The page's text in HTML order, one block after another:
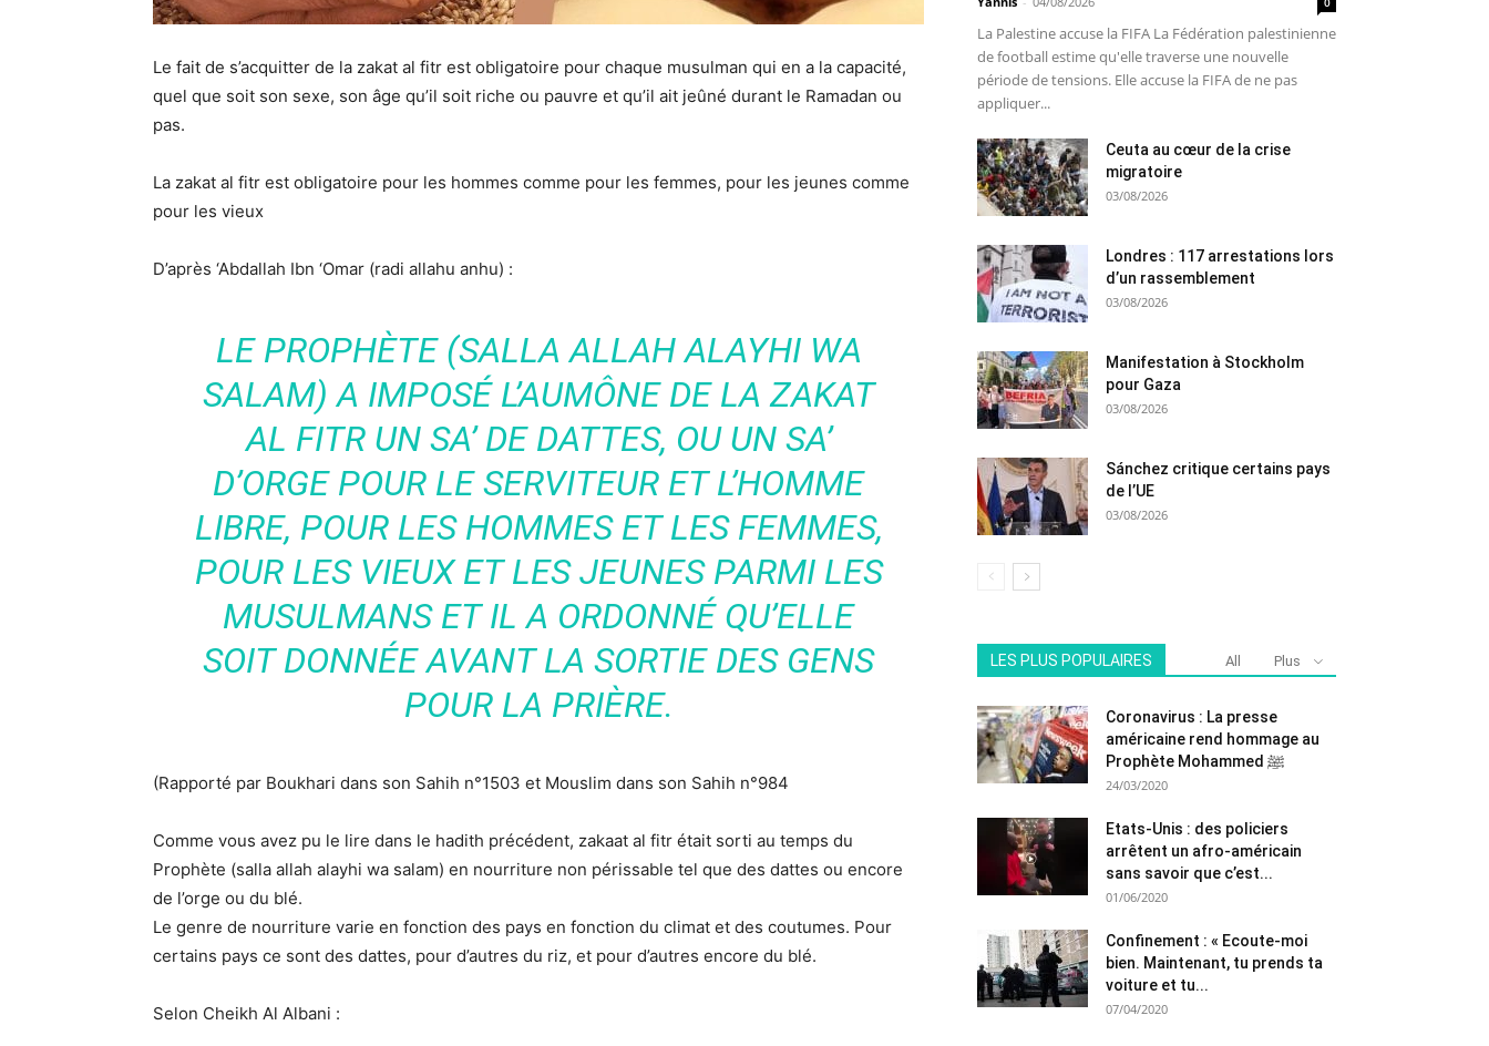
Le fait de s’acquitter de la zakat al fitr est obligatoire pour chaque musulman qui en a la capacité,
quel que soit son sexe, son âge qu’il soit riche ou pauvre et qu’il ait jeûné durant le Ramadan ou
pas.
La zakat al fitr est obligatoire pour les hommes comme pour les femmes, pour les jeunes comme
pour les vieux
D’après ‘Abdallah Ibn ‘Omar (radi allahu anhu) :
LE PROPHÈTE (SALLA ALLAH ALAYHI WA
SALAM) A IMPOSÉ L’AUMÔNE DE LA ZAKAT
AL FITR UN SA’ DE DATTES, OU UN SA’
D’ORGE POUR LE SERVITEUR ET L’HOMME
LIBRE, POUR LES HOMMES ET LES FEMMES,
POUR LES VIEUX ET LES JEUNES PARMI LES
MUSULMANS ET IL A ORDONNÉ QU’ELLE
SOIT DONNÉE AVANT LA SORTIE DES GENS
POUR LA PRIÈRE.
(Rapporté par Boukhari dans son Sahih n°1503 et Mouslim dans son Sahih n°984
Comme vous avez pu le lire dans le hadith précédent, zakaat al fitr était sorti au temps du
Prophète (salla allah alayhi wa salam) en nourriture non périssable tel que des dattes ou encore
de l’orge ou du blé.
Le genre de nourriture varie en fonction des pays en fonction du climat et des coutumes. Pour
certains pays ce sont des dattes, pour d’autres du riz, et pour d’autres encore du blé.
Selon Cheikh Al Albani :
La Palestine accuse la FIFA La Fédération palestinienne
de football estime qu'elle traverse une nouvelle
période de tensions. Elle accuse la FIFA de ne pas
appliquer...
Ceuta au cœur de la crise
migratoire
03/08/2026
Londres : 117 arrestations lors
d’un rassemblement
03/08/2026
Manifestation à Stockholm
pour Gaza
03/08/2026
Sánchez critique certains pays
de l’UE
03/08/2026
LES PLUS POPULAIRES All Plus
Coronavirus : La presse
américaine rend hommage au
Prophète Mohammed ﷺ
24/03/2020
Etats-Unis : des policiers
arrêtent un afro-américain
sans savoir que c’est...
01/06/2020
Confinement : « Ecoute-moi
bien. Maintenant, tu prends ta
voiture et tu...
07/04/2020